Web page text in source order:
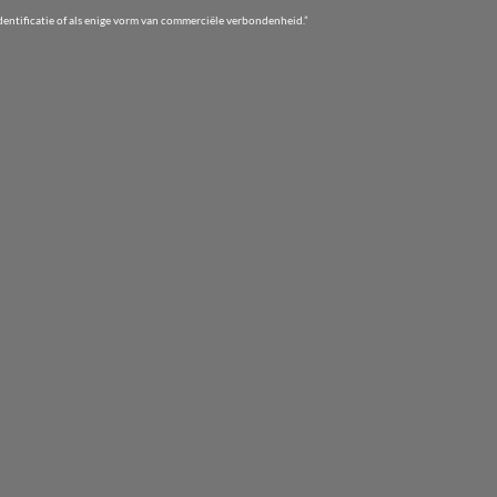
of als enige vorm van commerciële verbondenheid.”